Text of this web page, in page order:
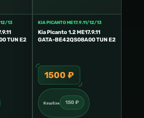
12/13
TUN E2
KIA PICANTO ME17.9.11/12/13
Kia Picanto 1.2 ME17.9.11
GATA-BE42QS08A00 TUN E2
1500 ₽
Кешбэк 150 ₽